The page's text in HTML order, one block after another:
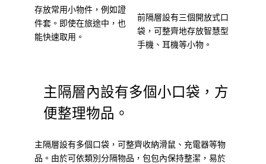
存放常用小物件，例如證
件套。即使在旅途中，也
能快速取用。
前隔層設有三個開放式口
袋，可整齊地存放智慧型
手機、耳機等小物。
主隔層內設有多個小口袋，方
便整理物品。
主隔層設有多個口袋，可整齊收納滑鼠、充電器等物
品。由於可依類別分隔物品，包包內保持整潔，易於